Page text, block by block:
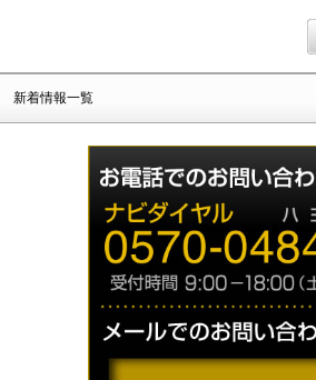
新着情報一覧